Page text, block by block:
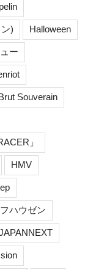
) Halloween
ー
Souverain
」
HMV
ハウゼン